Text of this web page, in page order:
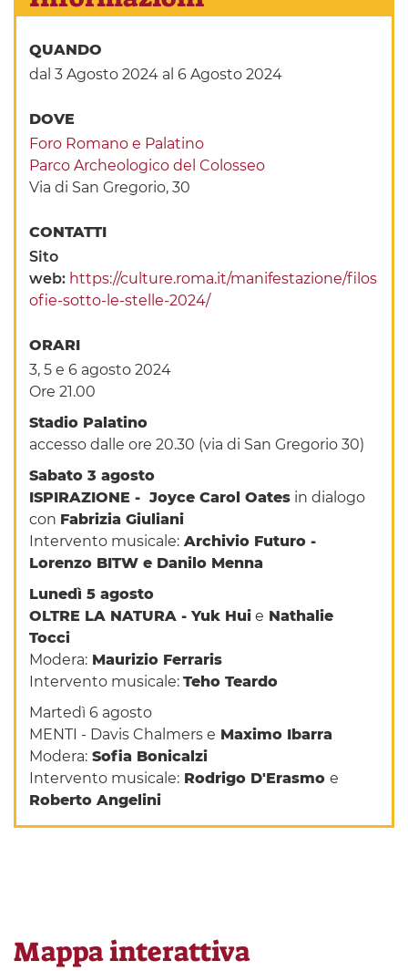
QUANDO
dal 3 Agosto 2024 al 6 Agosto 2024
DOVE
Foro Romano e Palatino
Parco Archeologico del Colosseo
Via di San Gregorio, 30
CONTATTI
Sito
web: https://culture.roma.it/manifestazione/filos
ofie-sotto-le-stelle-2024/
ORARI
3, 5 e 6 agosto 2024
Ore 21.00
Stadio Palatino
accesso dalle ore 20.30 (via di San Gregorio 30)
Sabato 3 agosto
ISPIRAZIONE -Joyce Carol Oates in dialogo
con Fabrizia Giuliani
Intervento musicale: Archivio Futuro -
Lorenzo BITW e Danilo Menna
Lunedì 5 agosto
OLTRE LA NATURA - Yuk Hui e Nathalie
Tocci
Modera: Maurizio Ferraris
Intervento musicale:Teho Teardo
Martedì 6 agosto
MENTI - Davis Chalmers e Maximo Ibarra
Modera: Sofia Bonicalzi
Intervento musicale: Rodrigo D'Erasmoe
Roberto Angelini
Mappa interattiva